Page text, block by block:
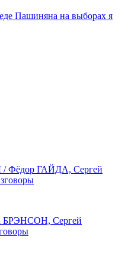
Пашиняна на выборах я
ГАЙДА, Сергей
БРЭНСОН, Сергей